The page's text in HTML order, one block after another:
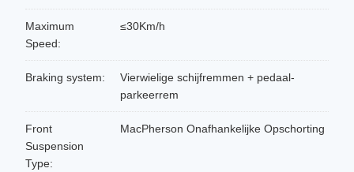
Maximum
Speed:
≤30Km/h
Braking system:
Vierwielige schijfremmen + pedaal-
parkeerrem
Front
Suspension
Type:
MacPherson Onafhankelijke Opschorting